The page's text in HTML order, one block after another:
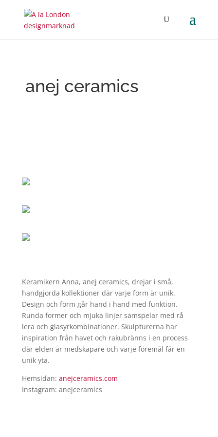
anej ceramics
Keramikern Anna, anej ceramics, drejar i små,
handgjorda kollektioner där varje form är unik.
Design och form går hand i hand med funktion.
Runda former och mjuka linjer samspelar med rå
lera och glasyrkombinationer. Skulpturerna har
inspiration från havet och rakubränns i en process
där elden är medskapare och varje föremål får en
unik yta.
Hemsidan: anejceramics.com
Instagram: anejceramics